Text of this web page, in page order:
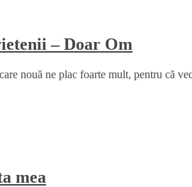
– Doar Om
nouă ne plac foarte mult, pentru că
mea